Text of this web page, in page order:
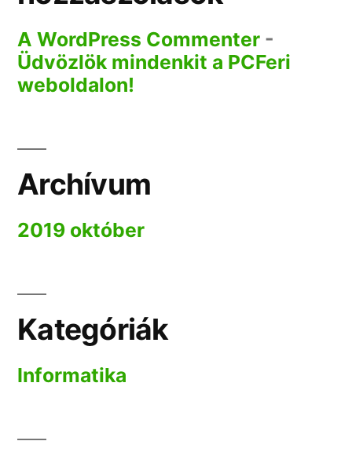
A WordPress Commenter -
Üdvözlök mindenkit a PCFeri
weboldalon!
Archívum
2019 október
Kategóriák
Informatika